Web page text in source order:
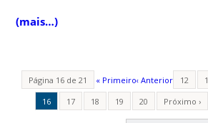
(mais…)
Página 16 de 21 « Primeiro‹ Anterior 12
16
17 18 19 20 Próximo ›